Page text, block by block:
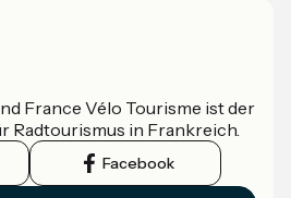
France Vélo Tourisme ist der
Radtourismus in Frankreich.
Facebook